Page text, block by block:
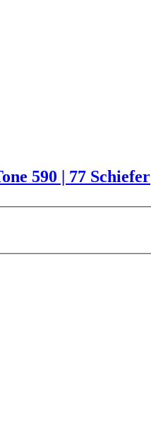
590 | 77 Schiefer